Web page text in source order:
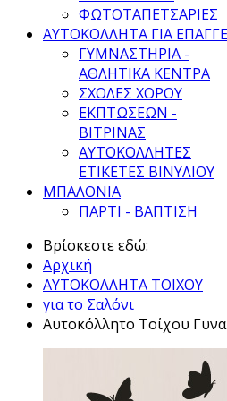
ΦΩΤΟΤΑΠΕΤΣΑΡΙΕΣ
ΑΥΤΟΚΟΛΛΗΤΑ ΓΙΑ
ΓΥΜΝΑΣΤΗΡΙΑ -
ΑΘΛΗΤΙΚΑ ΚΕΝΤΡΑ
ΣΧΟΛΕΣ ΧΟΡΟΥ
ΕΚΠΤΩΣΕΩΝ -
ΒΙΤΡΙΝΑΣ
ΑΥΤΟΚΟΛΛΗΤΕΣ
ΕΤΙΚΕΤΕΣ ΒΙΝΥΛΙΟΥ
ΜΠΑΛΟΝΙΑ
ΠΑΡΤΙ - ΒΑΠΤΙΣΗ
Βρίσκεστε εδώ:
Αρχική
ΑΥΤΟΚΟΛΛΗΤΑ ΤΟΙΧΟΥ
για το Σαλόνι
Αυτοκόλλητο Τοίχου